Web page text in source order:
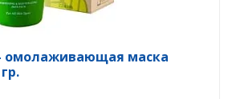
омолаживающая маска